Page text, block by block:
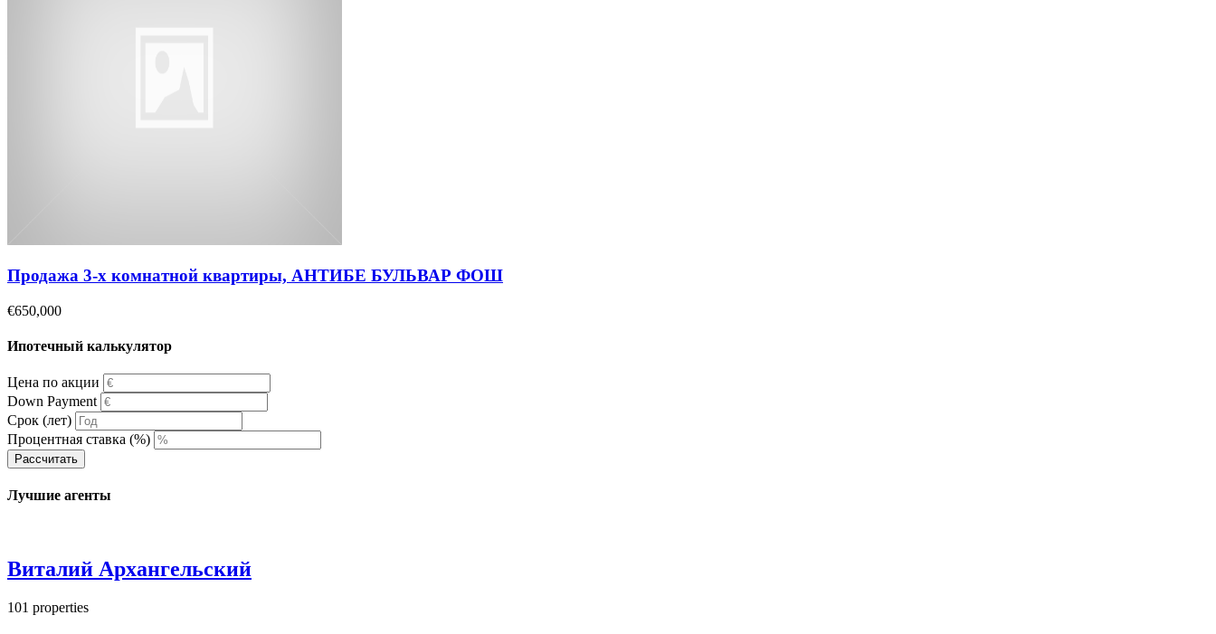
Продажа 3-х комнатной квартиры, АНТИБЕ БУЛЬВАР ФОШ
€650,000
Ипотечный калькулятор
Цена по акции
Down Payment
Срок (лет)
Процентная ставка (%)
Рассчитать
Лучшие агенты
Виталий Архангельский
101 properties